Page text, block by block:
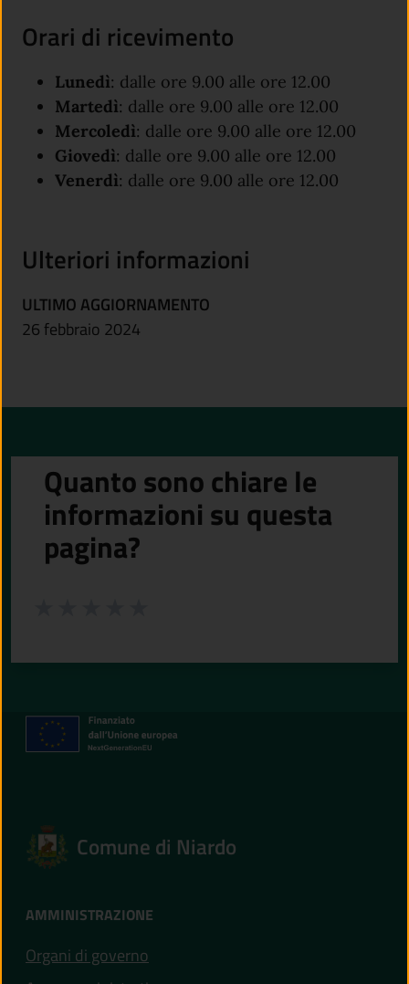
Orari di ricevimento
Lunedì: dalle ore 9.00 alle ore 12.00
Martedì: dalle ore 9.00 alle ore 12.00
Mercoledì: dalle ore 9.00 alle ore 12.00
Giovedì: dalle ore 9.00 alle ore 12.00
Venerdì: dalle ore 9.00 alle ore 12.00
Ulteriori informazioni
ULTIMO AGGIORNAMENTO
26 febbraio 2024
Quanto sono chiare le
informazioni su questa
pagina?
Comune di Niardo
AMMINISTRAZIONE
Organi di governo